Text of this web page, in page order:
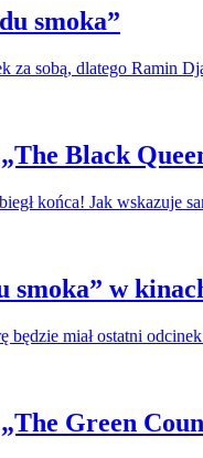
smoka”
za sobą, dlatego Ramin
Black
końca! Jak wskazuje
smoka” w
będzie miał ostatni
Green